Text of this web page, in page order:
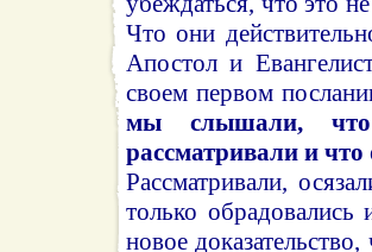
Что они
Апостол и
своем первом
мы слышали,
рассматривали и
Рассматривали,
только
новое